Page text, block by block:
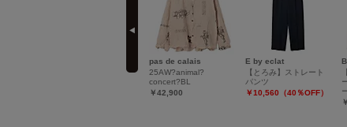
綿ラミーオーガンジー
pas de calais
25AW?animal?
concert?BL
￥42,900
E by eclat
【とろみ】ストレート
パンツ
￥10,560（40％OFF）